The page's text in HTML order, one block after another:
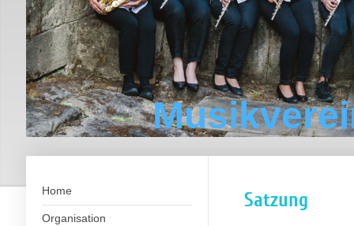
Home
Organisation
Satzung